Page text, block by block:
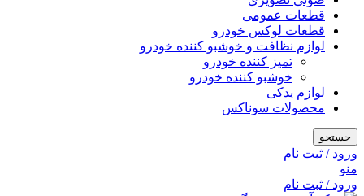
قطعات عمومی
قطعات لوکس خودرو
لوازم نظافت و خوشبو کننده خودرو
تمیز کننده خودرو
خوشبو کننده خودرو
لوازم یدکی
محصولات سوناکس
جستجو
ورود / ثبت نام
منو
ورود / ثبت نام